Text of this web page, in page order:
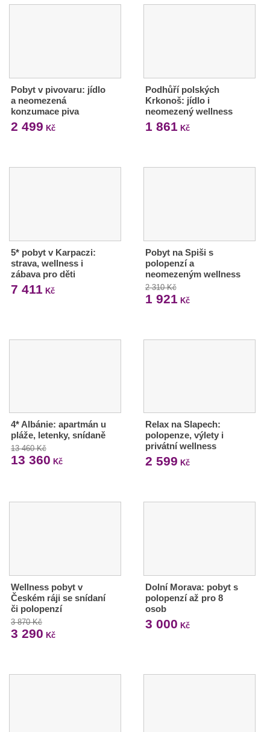
Pobyt v pivovaru: jídlo
a neomezená
konzumace piva
2 499 Kč
Podhůří polských
Krkonoš: jídlo i
neomezený wellness
1 861 Kč
5* pobyt v Karpaczi:
strava, wellness i
zábava pro děti
7 411 Kč
Pobyt na Spiši s
polopenzí a
neomezeným wellness
2 310 Kč
1 921 Kč
4* Albánie: apartmán u
pláže, letenky, snídaně
13 460 Kč
13 360 Kč
Relax na Slapech:
polopenze, výlety i
privátní wellness
2 599 Kč
Wellness pobyt v
Českém ráji se snídaní
či polopenzí
3 870 Kč
3 290 Kč
Dolní Morava: pobyt s
polopenzí až pro 8
osob
3 000 Kč